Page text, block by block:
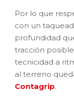
Por lo que
con un
profundidad
tracción
tecnicidad a
al terreno
Contagrip.